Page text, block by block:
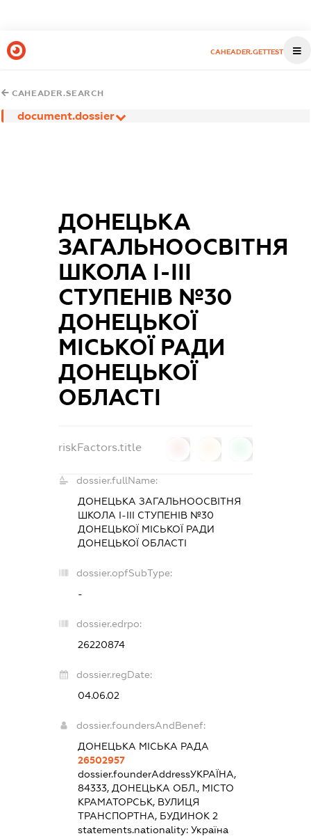
CAHEADER.GETTEST
CAHEADER.SEARCH
document.dossier
ДОНЕЦЬКА
ЗАГАЛЬНООСВІТНЯ
ШКОЛА І-ІІІ
СТУПЕНІВ №30
ДОНЕЦЬКОЇ
МІСЬКОЇ РАДИ
ДОНЕЦЬКОЇ
ОБЛАСТІ
riskFactors.title
dossier.fullName:
ДОНЕЦЬКА ЗАГАЛЬНООСВІТНЯ
ШКОЛА І-ІІІ СТУПЕНІВ №30
ДОНЕЦЬКОЇ МІСЬКОЇ РАДИ
ДОНЕЦЬКОЇ ОБЛАСТІ
dossier.opfSubType:
-
dossier.edrpo:
26220874
dossier.regDate:
04.06.02
dossier.foundersAndBenef:
ДОНЕЦЬКА МІСЬКА РАДА
26502957
dossier.founderAddressУКРАЇНА,
84333, ДОНЕЦЬКА ОБЛ., МІСТО
КРАМАТОРСЬК, ВУЛИЦЯ
ТРАНСПОРТНА, БУДИНОК 2
statements.nationality: Україна